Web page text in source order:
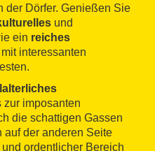
der Dörfer. Genießen Sie
und
ein reiches
mit interessanten
zur imposanten
die schattigen Gassen
auf der anderen Seite
ordentlicher Bereich